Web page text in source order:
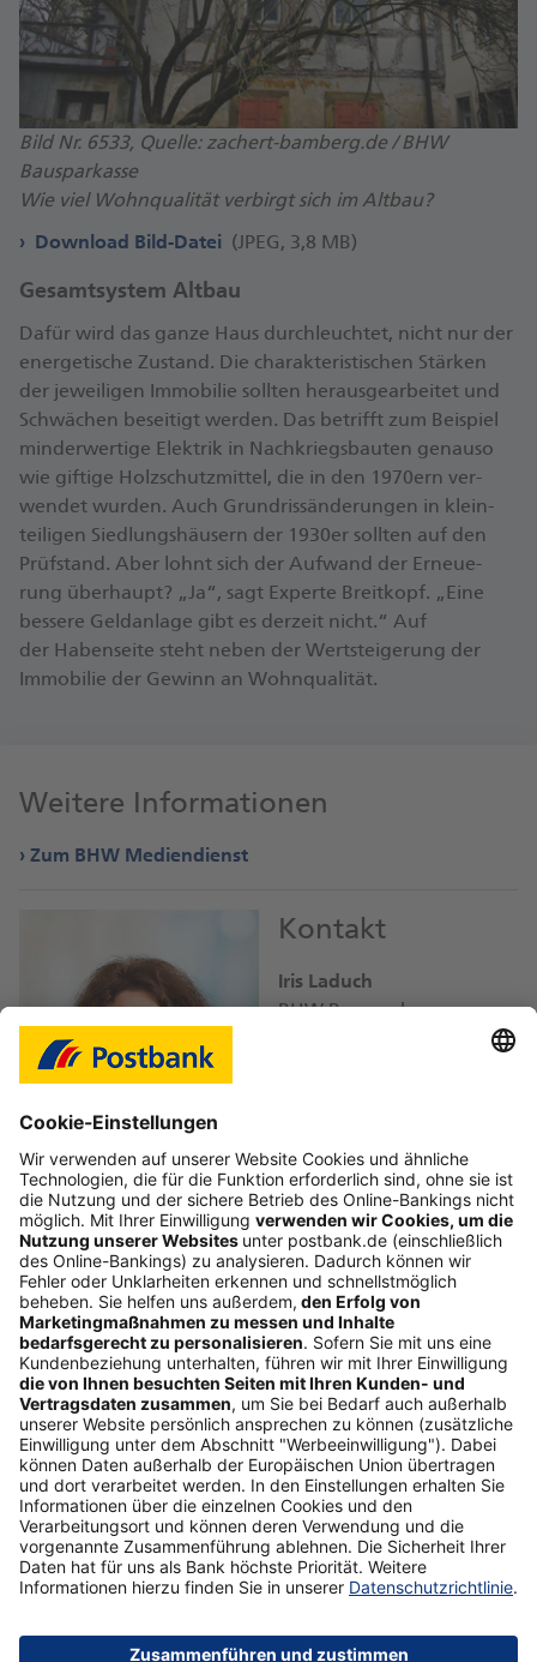
Bild Nr. 6533, Quelle: zachert-bamberg.de / BHW
Bausparkasse
Wie viel Wohnqualität verbirgt sich im Altbau?
Download Bild-Datei (JPEG, 3,8 MB)
Gesamtsystem Altbau
Dafür wird das ganze Haus durch­leuch­tet, nicht nur der
ener­ge­tische Zu­stand. Die charak­teris­tischen Stär­ken
der je­weiligen Immo­bilie sollten heraus­ge­arbeitet und
Schwächen be­seitigt werden. Das betrifft zum Bei­spiel
minder­wertige Elek­trik in Nach­kriegs­bauten genau­so
wie gif­tige Holz­schutz­mittel, die in den 1970ern ver­
wendet wurden. Auch Grund­riss­ände­rungen in klein­
teiligen Sied­lungs­häusern der 1930er sollten auf den
Prüf­stand. Aber lohnt sich der Auf­wand der Er­neue­
rung über­haupt? „Ja“, sagt Ex­perte Breit­kopf. „Eine
bessere Geld­anlage gibt es derzeit nicht.“ Auf
der Haben­seite steht neben der Wert­steige­rung der
Immo­bilie der Gewinn an Wohn­qualität.
Weitere Informationen
Zum BHW Mediendienst
Kontakt
Iris Laduch
BHW Bausparkasse
Folgen Sie uns
Postbank Newsletter
E-Mail-Adresse Abonnieren